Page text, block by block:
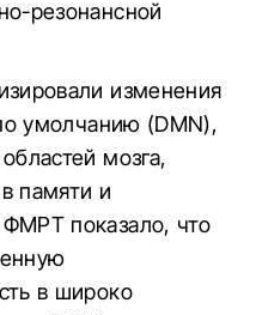
резонансной
изменения
умолчанию (DMN),
мозга,
памяти и
показало, что
в широко